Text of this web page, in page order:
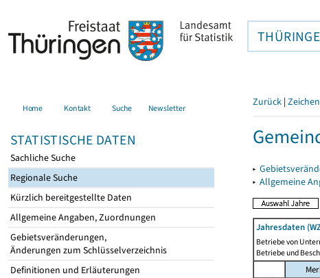
Home Kontakt Suche Newsletter
STATISTISCHE DATEN
Sachliche Suche
Regionale Suche
Kürzlich bereitgestellte Daten
Allgemeine Angaben, Zuordnungen
Gebietsveränderungen,
Änderungen zum Schlüsselverzeichnis
Definitionen und Erläuterungen
Zurück |
▸
▸ Allgemeine
Jahresdaten
Betriebe von
Betriebe und